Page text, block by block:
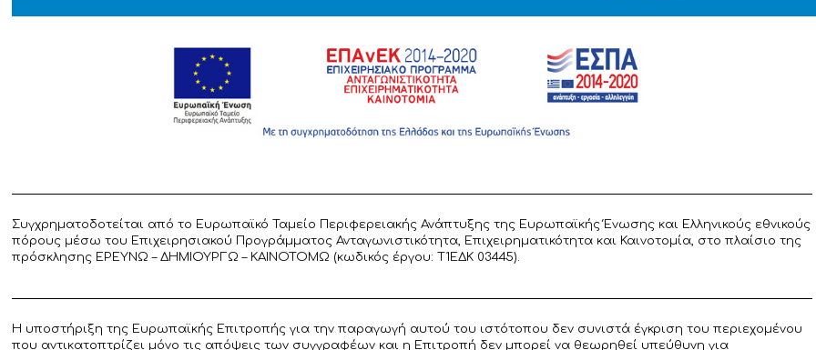
Συγχρηματοδοτείται από το Ευρωπαϊκό Ταμείο Περιφερειακής Ανάπτυξης της Ευρωπαϊκής Ένωσης και Ελληνικούς εθνικούς
πόρους μέσω του Επιχειρησιακού Προγράμματος Ανταγωνιστικότητα, Επιχειρηματικότητα και Καινοτομία, στο πλαίσιο της
πρόσκλησης ΕΡΕΥΝΩ – ΔΗΜΙΟΥΡΓΩ – ΚΑΙΝΟΤΟΜΩ (κωδικός έργου: T1ΕΔΚ 03445).
Η υποστήριξη της Ευρωπαϊκής Επιτροπής για την παραγωγή αυτού του ιστότοπου δεν συνιστά έγκριση του περιεχομένου
που αντικατοπτρίζει μόνο τις απόψεις των συγγραφέων και η Επιτροπή δεν μπορεί να θεωρηθεί υπεύθυνη για